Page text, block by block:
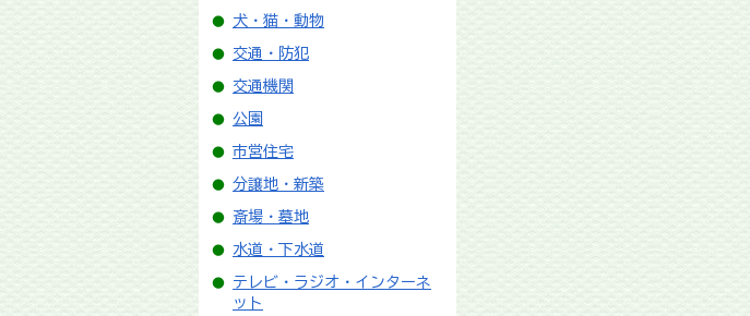
犬・猫・動物
交通・防犯
交通機関
公園
市営住宅
分譲地・新築
斎場・墓地
水道・下水道
テレビ・ラジオ・インターネ
ット